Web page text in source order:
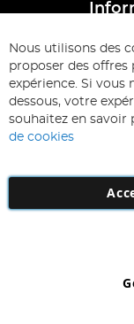
Inscription
à
d’information
:
Nous utilisons des
proposer des
expérience. Si vous
dessous, votre
souhaitez en savoir
de cookies